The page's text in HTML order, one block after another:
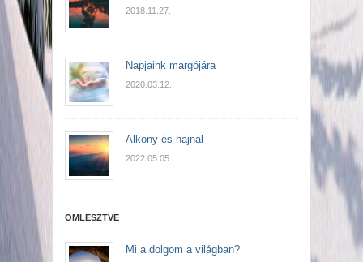
2018.11.27.
Napjaink margójára
2020.03.12.
Alkony és hajnal
2022.05.05.
ÖMLESZTVE
Mi a dolgom a világban?